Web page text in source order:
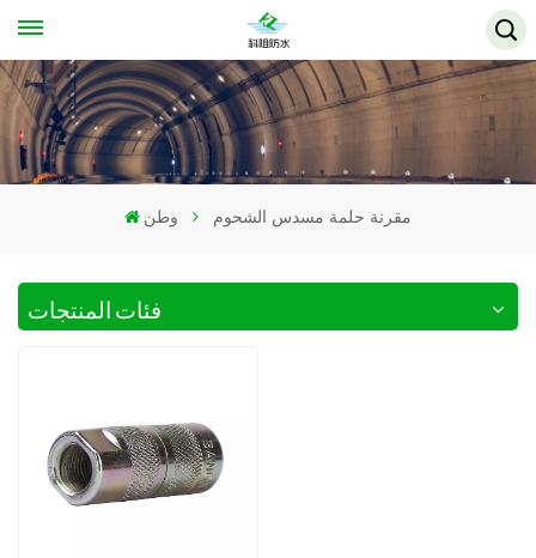
وطن مقرنة حلمة مسدس الشحوم
فئات المنتجات